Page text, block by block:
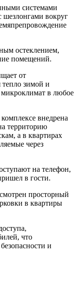
системами
шезлонгами вокруг
остеклением,
помещений.
от
тепло зимой и
микроклимат в любое
внедрена
территорию
а в квартирах
через
на телефон,
в гости.
просторный
в квартиры
что
и